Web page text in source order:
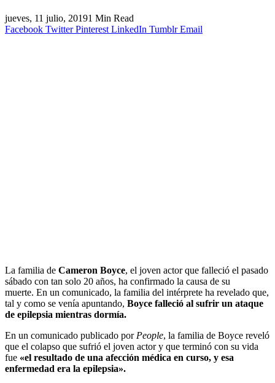
jueves, 11 julio, 20191 Min Read
Facebook Twitter Pinterest LinkedIn Tumblr Email
La familia de Cameron Boyce, el joven actor que falleció el pasado
sábado con tan solo 20 años, ha confirmado la causa de su
muerte. En un comunicado, la familia del intérprete ha revelado que,
tal y como se venía apuntando, Boyce falleció al sufrir un ataque
de epilepsia mientras dormía.
En un comunicado publicado por People, la familia de Boyce reveló
que el colapso que sufrió el joven actor y que terminó con su vida
fue «el resultado de una afección médica en curso, y esa
enfermedad era la epilepsia».